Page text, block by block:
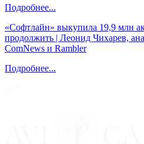
Подробнее...
«Софтлайн» выкупила 19,9 млн
продолжить | Леонид Чихарев,
ComNews и Rambler
Подробнее...